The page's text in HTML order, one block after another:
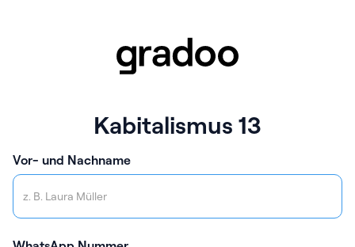
Kabitalismus 13
Vor- und Nachname